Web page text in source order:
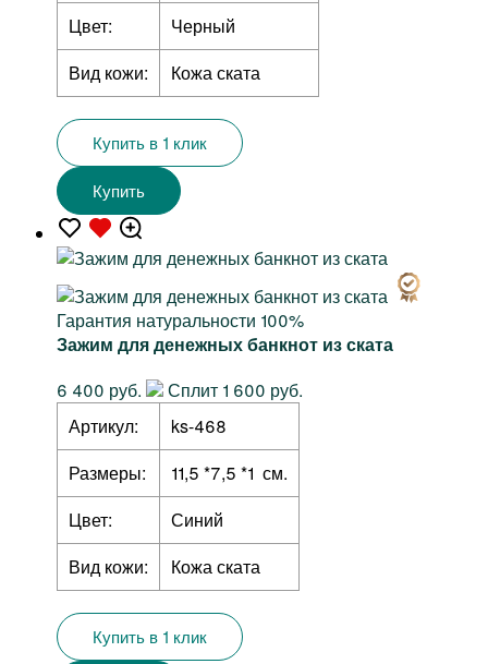
Цвет:
Черный
Вид кожи:
Кожа ската
Купить в 1 клик
Купить
Гарантия натуральности 100%
Зажим для денежных банкнот из ската
6 400 руб.
Сплит 1 600 руб.
Артикул:
ks-468
Размеры:
11,5 *7,5 *1 см.
Цвет:
Синий
Вид кожи:
Кожа ската
Купить в 1 клик